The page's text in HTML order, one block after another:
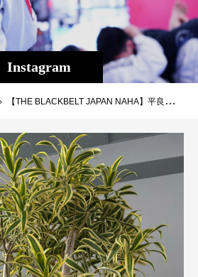
Instagram
【THE BLACKBELT JAPAN NAHA】平良達郎もお世話になっている株式会社ロールズ藤原逹也さんより立派な観葉植物をいただきました。感謝致します！新住所↓【那覇市国場532-1 メゾンセピア２F】修斗（総合格闘技）キックボクシングブラジリアン柔術３っつの格闘技を楽しく学べて強くなる！プロ志望大歓迎、格闘技初めての方でもキッズから大人、男性、女性、全ての方が楽しく強くなれます。見学・体験・入会随時受付中です！TEL:098-851-4739HP: https://theparaestra.jp#株式会社ロールズ#THEBLACKBELTJAPAN#Theパラエストラ沖縄 #沖縄 #那覇 #与儀 #MMA #shooto #コザ #総合格闘技 #修斗 #キックボクシング #柔術 #jiujitsu #ダイエット